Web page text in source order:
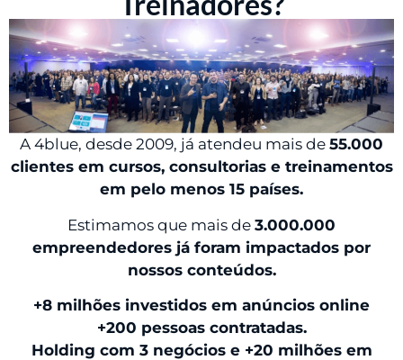
A 4blue, desde 2009, já atendeu mais de 55.000
clientes em cursos, consultorias e treinamentos
em pelo menos 15 países.
Estimamos que mais de 3.000.000
empreendedores já foram impactados por
nossos conteúdos.
+8 milhões investidos em anúncios online
+200 pessoas contratadas.
Holding com 3 negócios e +20 milhões em